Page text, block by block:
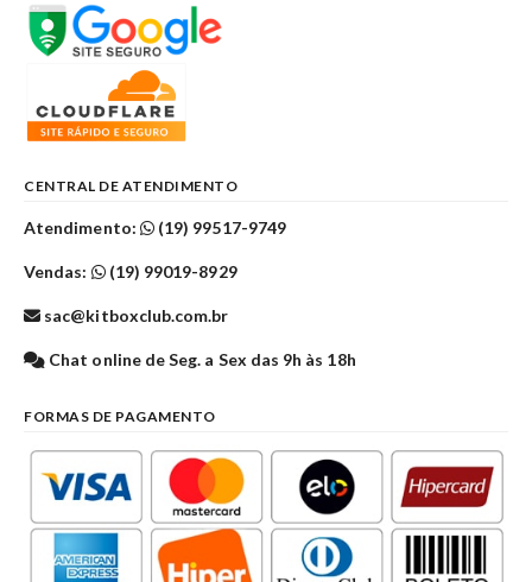
CENTRAL DE ATENDIMENTO
Atendimento: (19) 99517-9749
Vendas: (19) 99019-8929
sac@kitboxclub.com.br
Chat online de Seg. a Sex das 9h às 18h
FORMAS DE PAGAMENTO